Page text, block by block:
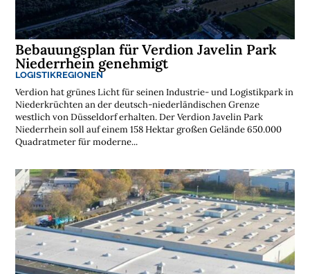
t
e
n
l
o
s
e
N
e
w
s
l
e
t
t
e
➔
j
e
t
z
t
a
b
o
n
n
i
e
r
n
Bebauungsplan für Verdion Javelin Park
Niederrhein genehmigt
LOGISTIKREGIONEN
Verdion hat grünes Licht für seinen Industrie- und Logistikpark in
Niederkrüchten an der deutsch-niederländischen Grenze
westlich von Düsseldorf erhalten. Der Verdion Javelin Park
Niederrhein soll auf einem 158 Hektar großen Gelände 650.000
Quadratmeter für moderne...